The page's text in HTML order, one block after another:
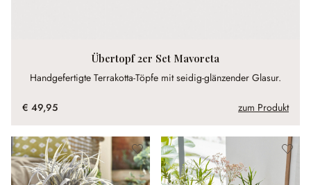
Übertopf 2er Set Mavoreta
Handgefertigte Terrakotta-Töpfe mit seidig-glänzender Glasur.
€ 49,95 zum Produkt